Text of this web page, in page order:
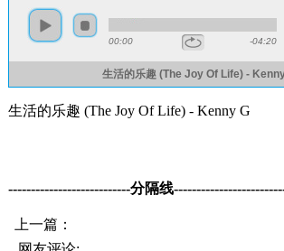
00:00 -04:20
生活的乐趣 (The Joy Of Life) -
生活的乐趣 (The Joy Of Life) - Kenny G
---------------------------分隔线
上一篇：